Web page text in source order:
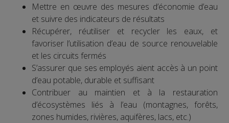
Mettre en œuvre des mesures d’économie d’eau
et suivre des indicateurs de résultats
Récupérer, réutiliser et recycler les eaux, et
favoriser l’utilisation d’eau de source renouvelable
et les circuits fermés
S’assurer que ses employés aient accès à un point
d’eau potable, durable et suffisant
Contribuer au maintien et à la restauration
d’écosystèmes liés à l’eau (montagnes, forêts,
zones humides, rivières, aquifères, lacs, etc.)